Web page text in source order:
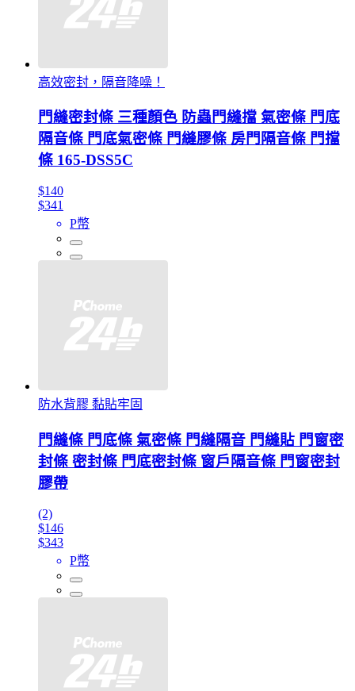
高效密封，隔音降噪！
門縫密封條 三種顏色 防蟲門縫擋 氣密條 門底
隔音條 門底氣密條 門縫膠條 房門隔音條 門擋
條 165-DSS5C
$140
$341
P幣
防水背膠 黏貼牢固
門縫條 門底條 氣密條 門縫隔音 門縫貼 門窗密
封條 密封條 門底密封條 窗戶隔音條 門窗密封
膠帶
(2)
$146
$343
P幣